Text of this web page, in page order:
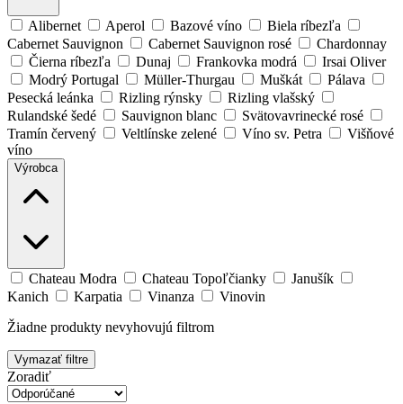
Alibernet Aperol Bazové víno
Biela ríbezľa
Cabernet Sauvignon
Cabernet Sauvignon rosé
Chardonnay
Čierna ríbezľa
Dunaj Frankovka modrá
Irsai Oliver
Modrý Portugal
Müller-Thurgau Muškát
Pálava
Pesecká leánka
Rizling rýnsky
Rizling vlašský
Rulandské šedé
Sauvignon blanc
Svätovavrinecké rosé
Tramín červený
Veltlínske zelené Víno sv. Petra
Višňové
víno
Výrobca
Chateau Modra Chateau Topoľčianky
Janušík
Kanich
Karpatia Vinanza
Vinovin
Žiadne produkty nevyhovujú filtrom
Vymazať filtre
Zoradiť